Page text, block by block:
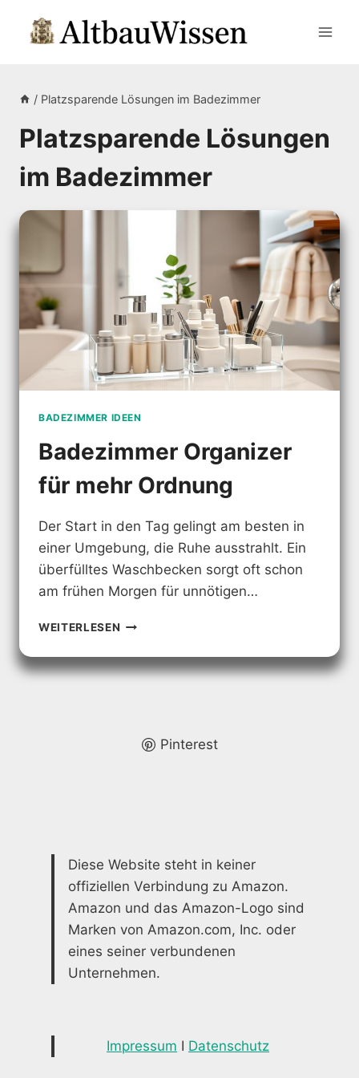
Inhalt
/ Platzsparende Lösungen im Badezimmer
Platzsparende Lösungen
im Badezimmer
BADEZIMMER IDEEN
Badezimmer Organizer
für mehr Ordnung
Der Start in den Tag gelingt am besten in
einer Umgebung, die Ruhe ausstrahlt. Ein
überfülltes Waschbecken sorgt oft schon
am frühen Morgen für unnötigen…
WEITERLESEN BADEZIMMER
FÜR
MEHR
Pinterest
Diese Website steht in keiner
offiziellen Verbindung zu Amazon.
Amazon und das Amazon-Logo sind
Marken von Amazon.com, Inc. oder
eines seiner verbundenen
Unternehmen.
Impressum I Datenschutz